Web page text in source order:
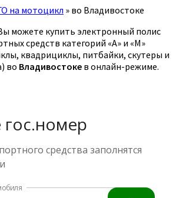
на мотоцикл » во Владивостоке
можете купить электронный полис
средств категорий «A» и «M»
квадрициклы, питбайки, скутеры и
во Владивостоке в онлайн-режиме.